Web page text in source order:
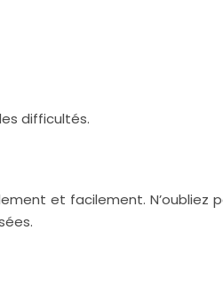
difficultés.
et facilement. N’oubliez